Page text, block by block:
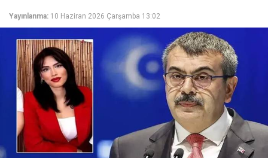
Yayınlanma: 10 Haziran 2026 Çarşamba 13:02